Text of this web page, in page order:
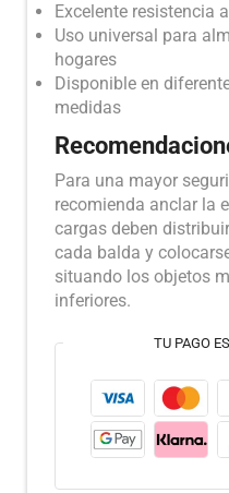
Excelente resistencia
Uso universal para
hogares
Disponible en
medidas
Para una mayor
recomienda anclar la
cargas deben
cada balda y
situando los objetos
inferiores.
TU PAGO ES